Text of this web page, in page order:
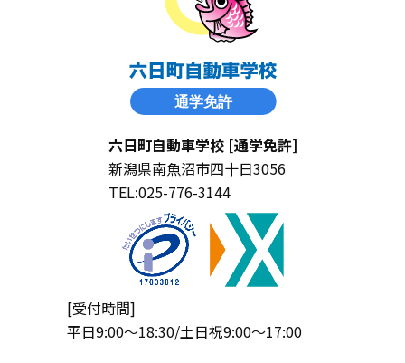
六日町自動車学校 [通学免許]
新潟県南魚沼市四十日3056
TEL:025-776-3144
[受付時間]
平日9:00〜18:30/土日祝9:00〜17:00